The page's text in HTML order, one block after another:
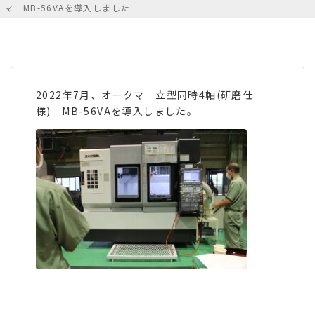
マ MB-56VAを導入しました
2022年7月、オークマ 立型同時4軸(研磨仕
様) MB-56VAを導入しました。